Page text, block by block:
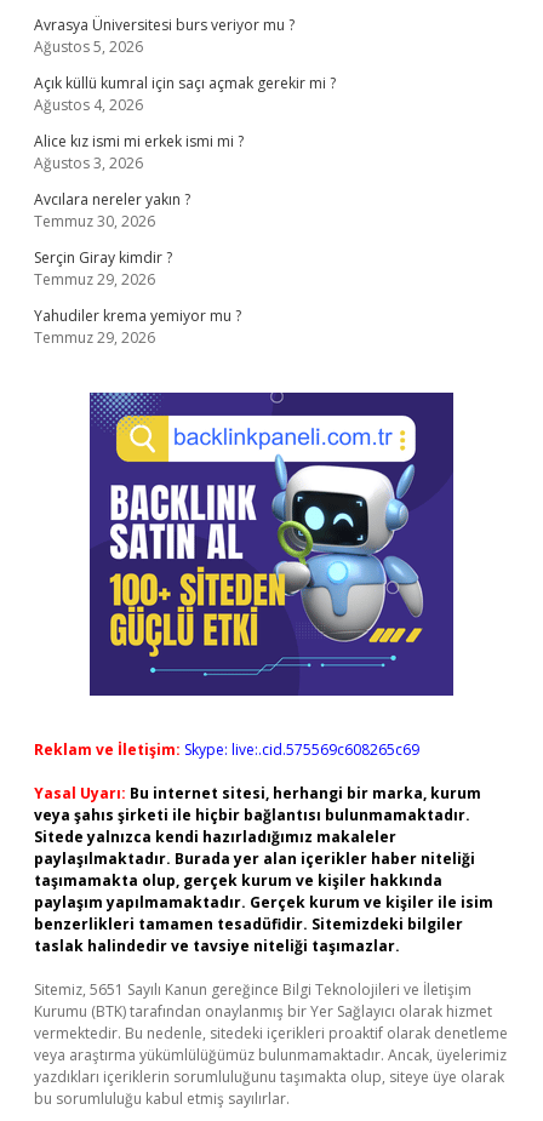
Avrasya Üniversitesi burs veriyor mu ?
Ağustos 5, 2026
Açık küllü kumral için saçı açmak gerekir mi ?
Ağustos 4, 2026
Alice kız ismi mi erkek ismi mi ?
Ağustos 3, 2026
Avcılara nereler yakın ?
Temmuz 30, 2026
Serçin Giray kimdir ?
Temmuz 29, 2026
Yahudiler krema yemiyor mu ?
Temmuz 29, 2026
Reklam ve İletişim: Skype: live:.cid.575569c608265c69
Yasal Uyarı: Bu internet sitesi, herhangi bir marka, kurum
veya şahıs şirketi ile hiçbir bağlantısı bulunmamaktadır.
Sitede yalnızca kendi hazırladığımız makaleler
paylaşılmaktadır. Burada yer alan içerikler haber niteliği
taşımamakta olup, gerçek kurum ve kişiler hakkında
paylaşım yapılmamaktadır. Gerçek kurum ve kişiler ile isim
benzerlikleri tamamen tesadüfidir. Sitemizdeki bilgiler
taslak halindedir ve tavsiye niteliği taşımazlar.
Sitemiz, 5651 Sayılı Kanun gereğince Bilgi Teknolojileri ve İletişim
Kurumu (BTK) tarafından onaylanmış bir Yer Sağlayıcı olarak hizmet
vermektedir. Bu nedenle, sitedeki içerikleri proaktif olarak denetleme
veya araştırma yükümlülüğümüz bulunmamaktadır. Ancak, üyelerimiz
yazdıkları içeriklerin sorumluluğunu taşımakta olup, siteye üye olarak
bu sorumluluğu kabul etmiş sayılırlar.